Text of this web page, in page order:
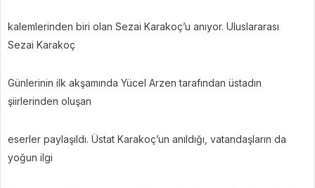
kalemlerinden biri olan Sezai Karakoç’u anıyor. Uluslararası
Sezai Karakoç
Günlerinin ilk akşamında Yücel Arzen tarafından üstadın
şiirlerinden oluşan
eserler paylaşıldı. Üstat Karakoç’un anıldığı, vatandaşların da
yoğun ilgi